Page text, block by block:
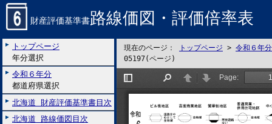
財産評価基準書路線価図・評価倍率表
トップページ
年分選択
令和６年分
都道府県選択
北海道 財産評価基準書目次
北海道 路線価図目次
現在のページ： トップページ > 令和６年分
05197(ページ)